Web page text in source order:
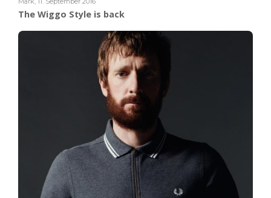
The Wiggo Style is back